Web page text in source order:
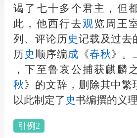
谒了七十多个君主，但
此，他西行去观览周王
列、评论历 史记载及过去
历 史 顺序编成 《春秋》。
，下至鲁哀公捕获麒麟
秋》的文辞，删除其中繁
以此制定了 史书编撰的义理
引例2